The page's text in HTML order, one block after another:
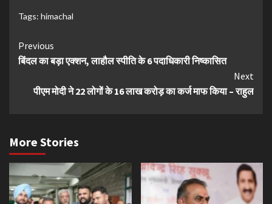
Tags: himachal
Continue
Reading
Previous
बिंदल का बड़ा एक्शन, लाहौल स्पीति के 6 पदाधिकारी निष्कासित
Next
पीएम मोदी ने 22 लोगों के 16 लाख करोड़ का कर्ज माफ किया – राहुल
More Stories